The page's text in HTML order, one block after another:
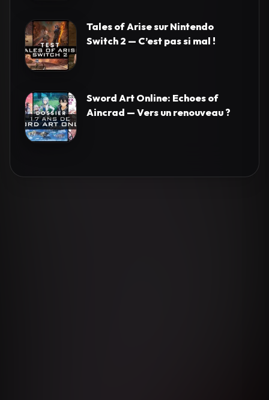
Tales of Arise sur Nintendo
Switch 2 — C’est pas si mal !
Sword Art Online: Echoes of
Aincrad — Vers un renouveau ?